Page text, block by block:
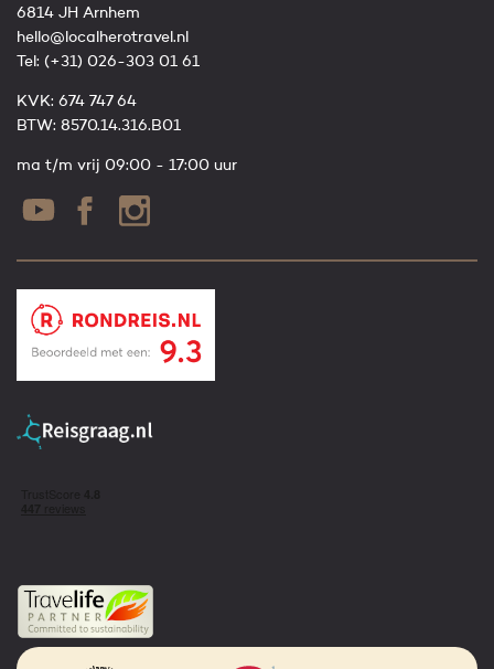
6814 JH Arnhem
hello@localherotravel.nl
Tel: (+31) 026-303 01 61
KVK: 674 747 64
BTW: 8570.14.316.B01
ma t/m vrij 09:00 - 17:00 uur